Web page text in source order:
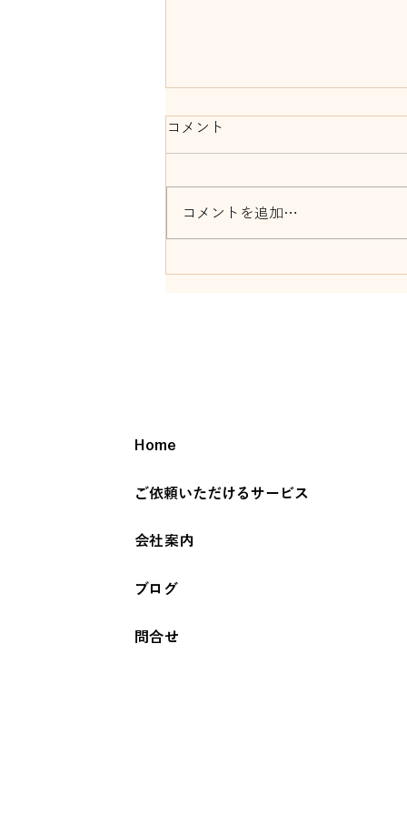
8月16日前橋リリカ ものま
コメント
コメントを追加…
Home
ご依頼いただけるサービス
会社案内
ブログ
問合せ